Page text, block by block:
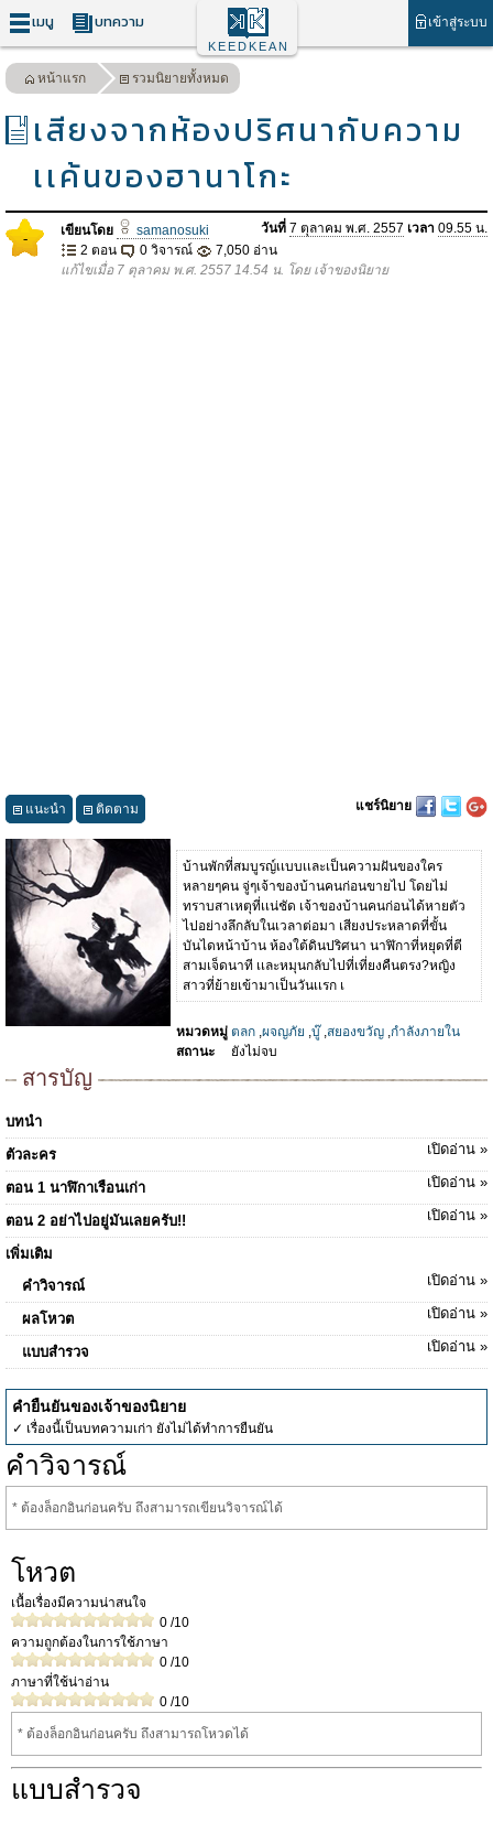
เมนู บทความ เข้าสู่ระบบ
KEEDKEAN
หน้าแรก รวมนิยายทั้งหมด
เสียงจากห้องปริศนากับความ
เเค้นของฮานาโกะ
- เขียนโดย samanosuki วันที่ 7 ตุลาคม พ.ศ. 2557 เวลา 09.55 น.
2 ตอน
0 วิจารณ์
7,050 อ่าน
แก้ไขเมื่อ 7 ตุลาคม พ.ศ. 2557 14.54 น. โดย เจ้าของนิยาย
แนะนำ ติดตาม แชร์นิยาย
บ้านพักที่สมบูรญ์เเบบเเละเป็นความฝันของใคร
หลายๆคน จู่ๆเจ้าของบ้านคนก่อนขายไป โดยไม่
ทราบสาเหตุที่เเน่ชัด เจ้าของบ้านคนก่อนได้หายตัว
ไปอย่างลึกลับในเวลาต่อมา เสียงประหลาดที่ขั้น
บันไดหน้าบ้าน ห้องใต้ดินปริศนา นาฬิกาที่หยุดที่ตี
สามเจ็ดนาที เเละหมุนกลับไปที่เที่ยงคืนตรง?หญิง
สาวที่ย้ายเข้ามาเป็นวันเเรก เ
หมวดหมู่ ตลก ,ผจญภัย ,บู๊,สยองขวัญ ,กำลังภายใน
สถานะ
ยังไม่จบ
สารบัญ
บทนำ
ตัวละคร
เปิดอ่าน »
ตอน 1 นาฬิกาเรือนเก่า เปิดอ่าน »
ตอน 2 อย่าไปอยู่มันเลยครับ!! เปิดอ่าน »
เพิ่มเติม
คำวิจารณ์
เปิดอ่าน »
ผลโหวต เปิดอ่าน »
แบบสำรวจ เปิดอ่าน »
คำยืนยันของเจ้าของนิยาย
✓ เรื่องนี้เป็นบทความเก่า ยังไม่ได้ทำการยืนยัน
คำวิจารณ์
* ต้องล็อกอินก่อนครับ ถึงสามารถเขียนวิจารณ์ได้
โหวต
เนื้อเรื่องมีความน่าสนใจ
0 /10
ความถูกต้องในการใช้ภาษา
0 /10
ภาษาที่ใช้น่าอ่าน
0 /10
* ต้องล็อกอินก่อนครับ ถึงสามารถโหวดได้
แบบสำรวจ